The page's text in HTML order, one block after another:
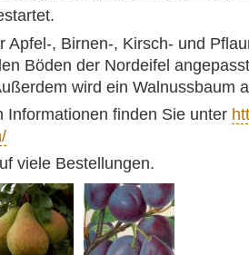
Apfel-, Birnen-, Kirsch- und
Böden der Nordeifel
wird ein Walnussbaum
Informationen finden Sie unter
viele Bestellungen.